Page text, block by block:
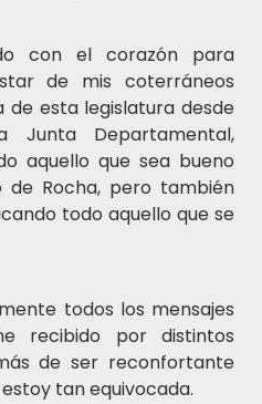
con el corazón para
de mis coterráneos
de esta legislatura desde
Departamental,
aquello que sea bueno
de Rocha, pero también
todo aquello que se
todos los mensajes
recibido por distintos
de ser reconfortante
tan equivocada.